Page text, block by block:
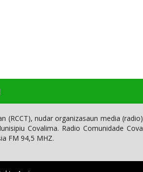
(RCCT), nudar organizasaun media (radio)
Covalima. Radio Comunidade Cova
FM 94,5 MHZ.